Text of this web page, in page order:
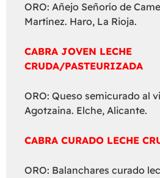
ORO: Añejo Señorío de
Martínez. Haro, La Rioja.
CABRA JOVEN LECHE
CRUDA/PASTEURIZADA
ORO: Queso semicurado al
Agotzaina. Elche, Alicante.
CABRA CURADO LECHE
ORO: Balanchares curado